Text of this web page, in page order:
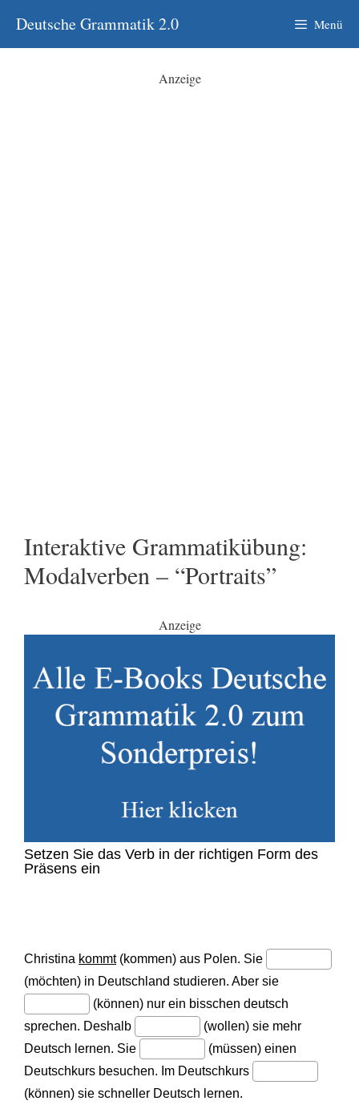
Inhalt
springen
Deutsche Grammatik 2.0 Menü
Anzeige
Interaktive Grammatikübung:
Modalverben – “Portraits”
Anzeige